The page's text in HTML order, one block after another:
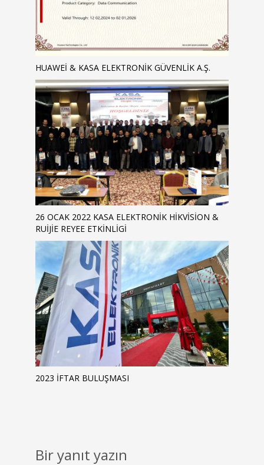
HUAWEI & KASA ELEKTRONIK GÜVENLIK A.Ş.
26 OCAK 2022 KASA ELEKTRONIK HIKVISION &
RUIJIE REYEE ETKINLIGI
2023 İFTAR BULUŞMASI
Bir yanıt yazın